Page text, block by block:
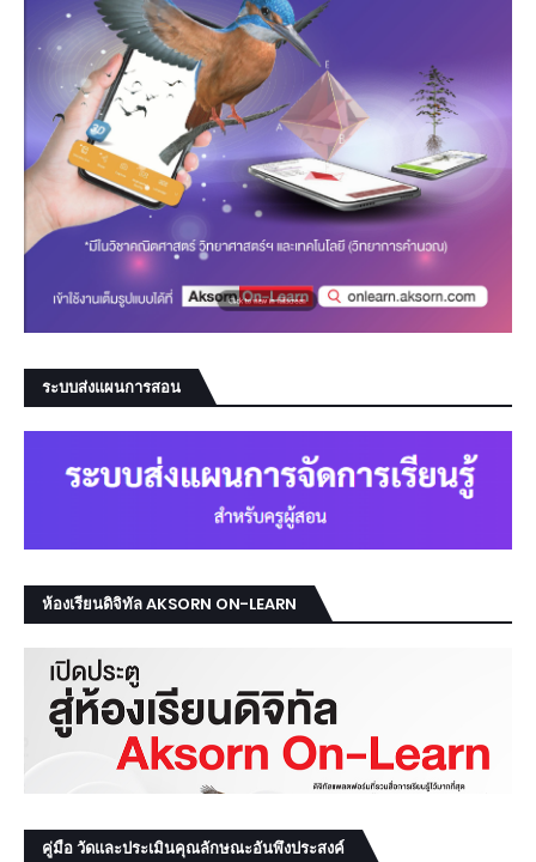
ระบบส่งแผนการสอน
ห้องเรียนดิจิทัล AKSORN ON-LEARN
คู่มือ วัดและประเมินคุณลักษณะอันพึงประสงค์